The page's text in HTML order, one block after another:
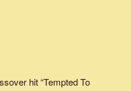
hit “Tempted To